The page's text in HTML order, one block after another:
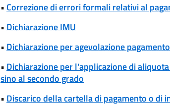
• Correzione di errori formali relativi al
• Dichiarazione IMU
• Dichiarazione per agevolazione
• Dichiarazione per l'applicazione di
sino al secondo grado
• Discarico della cartella di pagamento o di